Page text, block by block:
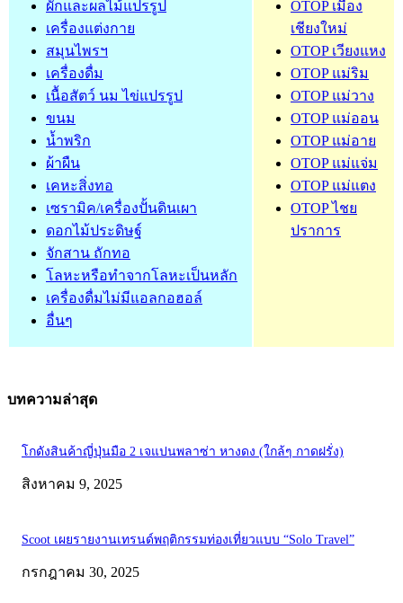
OTOP เมือง
เชียงใหม่
OTOP เวียงแหง
OTOP แม่ริม
OTOP แม่วาง
OTOP แม่ออน
OTOP แม่อาย
OTOP แม่แจ่ม
OTOP แม่แตง
OTOP ไชย
ปราการ
ผักและผลไม้แปรรูป
เครื่องแต่งกาย
สมุนไพรฯ
เครื่องดื่ม
เนื้อสัตว์ นม ไข่แปรรูป
ขนม
น้ำพริก
ผ้าผืน
เคหะสิ่งทอ
เซรามิค/เครื่องปั้นดินเผา
ดอกไม้ประดิษฐ์
จักสาน ถักทอ
โลหะหรือทำจากโลหะเป็นหลัก
เครื่องดื่มไม่มีแอลกอฮอล์
อื่นๆ
บทความล่าสุด
โกดังสินค้าญี่ปุ่นมือ 2 เจแปนพลาซ่า หางดง (ใกล้ๆ กาดฝรั่ง)
สิงหาคม 9, 2025
Scoot เผยรายงานเทรนด์พฤติกรรมท่องเที่ยวแบบ “Solo Travel”
กรกฎาคม 30, 2025